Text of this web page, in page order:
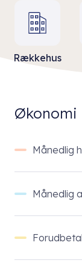
Rækkehus
Økonomi
Månedlig
Månedlig